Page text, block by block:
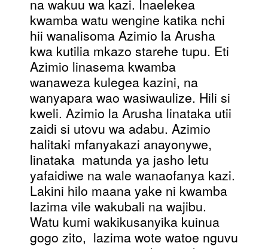
na wakuu wa kazi. Inaelekea
kwamba watu wengine katika nchi
hii wanalisoma Azimio la Arusha
kwa kutilia mkazo starehe tupu. Eti
Azimio linasema kwamba
wanaweza kulegea kazini, na
wanyapara wao wasiwaulize. Hili si
kweli. Azimio la Arusha linataka utii
zaidi si utovu wa adabu. Azimio
halitaki mfanyakazi anayonywe,
linataka matunda ya jasho letu
yafaidiwe na wale wanaofanya kazi.
Lakini hilo maana yake ni kwamba
lazima vile wakubali na wajibu.
Watu kumi wakikusanyika kuinua
gogo zito, lazima wote watoe nguvu